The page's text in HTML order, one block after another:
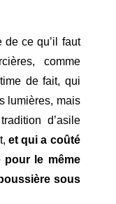
de ce qu’il faut
comme
de fait, qui
lumières, mais
d’asile
et qui a coûté
pour le même
sous